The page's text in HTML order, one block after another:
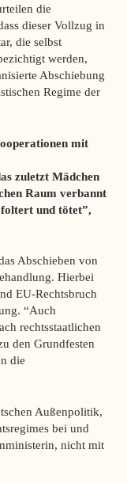
die
dieser Vollzug in
die selbst
werden,
Abschiebung
Regime der
mit
zuletzt Mädchen
Raum verbannt
und tötet”,
Abschieben von
Hierbei
EU-Rechtsbruch
“Auch
rechtsstaatlichen
den Grundfesten
die
Außenpolitik,
bei und
nicht mit